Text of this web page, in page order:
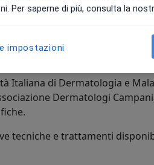
interessato a tutti i campi
dei tumori cutanei, alla
e alla tricologia.
Italiana di Dermatologia e
Dermatologi
tecniche e trattamenti
Per saperne di più, consulta la
impostazioni